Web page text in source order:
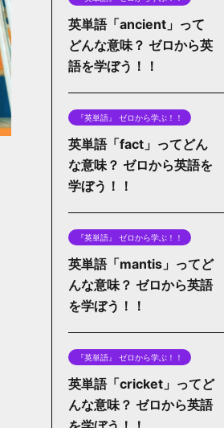
英単語「ancient」って
どんな意味？ ゼロから英
語を学ぼう！！
『英単語』 ゼロから学ぶ！！
英単語「fact」ってどん
な意味？ ゼロから英語を
学ぼう！！
『英単語』 ゼロから学ぶ！！
英単語「mantis」ってど
んな意味？ ゼロから英語
を学ぼう！！
『英単語』 ゼロから学ぶ！！
英単語「cricket」ってど
んな意味？ ゼロから英語